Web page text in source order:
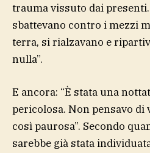
trauma vissuto dai presenti.
sbattevano contro i mezzi
terra, si rialzavano e
nulla”.
E ancora: “È stata una
pericolosa. Non pensavo di
così paurosa”. Secondo
sarebbe già stata